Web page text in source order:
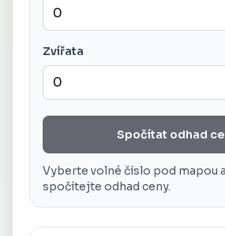
Zvířata
Spočítat odhad
Vyberte volné číslo pod mapou
spočítejte odhad ceny.